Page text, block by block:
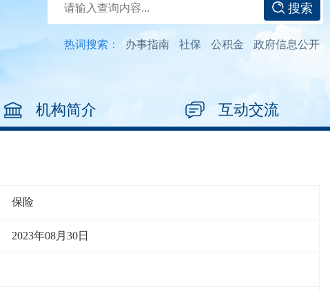
搜索
热词搜索： 办事指南 社保 公积金 政府信息公开
机构简介 互动交流
保险
2023年08月30日